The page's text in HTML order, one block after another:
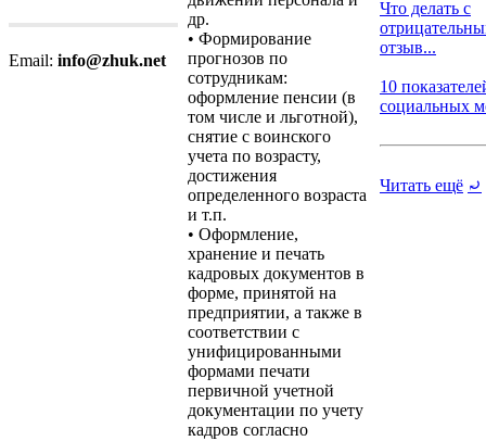
Email: info@zhuk.net
др.
• Формирование
прогнозов по
сотрудникам:
оформление пенсии (в
том числе и льготной),
снятие с воинского
учета по возрасту,
достижения
определенного возраста
и т.п.
• Оформление,
хранение и печать
кадровых документов в
форме, принятой на
предприятии, а также в
соответствии с
унифицированными
формами печати
первичной учетной
документации по учету
кадров согласно
Что делать с
отзыв...
10
социальных
Читать ещё ⤾